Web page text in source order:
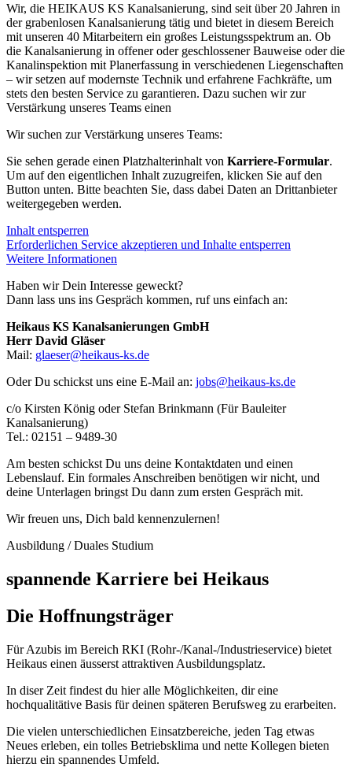
Wir, die HEIKAUS KS Kanalsanierung, sind seit über 20 Jahren in
der grabenlosen Kanalsanierung tätig und bietet in diesem Bereich
mit unseren 40 Mitarbeitern ein großes Leistungsspektrum an. Ob
die Kanalsanierung in offener oder geschlossener Bauweise oder die
Kanalinspektion mit Planerfassung in verschiedenen Liegenschaften
– wir setzen auf modernste Technik und erfahrene Fachkräfte, um
stets den besten Service zu garantieren. Dazu suchen wir zur
Verstärkung unseres Teams einen
Wir suchen zur Verstärkung unseres Teams:
Sie sehen gerade einen Platzhalterinhalt von Karriere-Formular.
Um auf den eigentlichen Inhalt zuzugreifen, klicken Sie auf den
Button unten. Bitte beachten Sie, dass dabei Daten an Drittanbieter
weitergegeben werden.
Inhalt entsperren
Erforderlichen Service akzeptieren und Inhalte entsperren
Weitere Informationen
Haben wir Dein Interesse geweckt?
Dann lass uns ins Gespräch kommen, ruf uns einfach an:
Heikaus KS Kanalsanierungen GmbH
Herr David Gläser
Mail: glaeser@heikaus-ks.de
Oder Du schickst uns eine E-Mail an: jobs@heikaus-ks.de
c/o Kirsten König oder Stefan Brinkmann (Für Bauleiter
Kanalsanierung)
Tel.: 02151 – 9489-30
Am besten schickst Du uns deine Kontaktdaten und einen
Lebenslauf. Ein formales Anschreiben benötigen wir nicht, und
deine Unterlagen bringst Du dann zum ersten Gespräch mit.
Wir freuen uns, Dich bald kennenzulernen!
Ausbildung / Duales Studium
spannende Karriere bei Heikaus
Die Hoffnungsträger
Für Azubis im Bereich RKI (Rohr-/Kanal-/Industrieservice) bietet
Heikaus einen äusserst attraktiven Ausbildungsplatz.
In diser Zeit findest du hier alle Möglichkeiten, dir eine
hochqualitätive Basis für deinen späteren Berufsweg zu erarbeiten.
Die vielen unterschiedlichen Einsatzbereiche, jeden Tag etwas
Neues erleben, ein tolles Betriebsklima und nette Kollegen bieten
hierzu ein spannendes Umfeld.